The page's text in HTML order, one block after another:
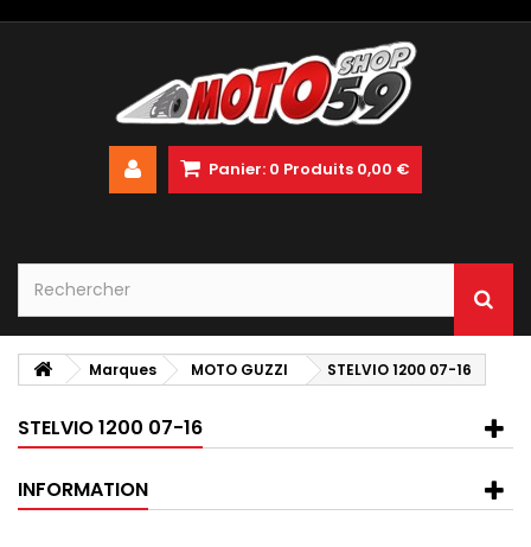
Panier: 0 Produits 0,00 €
Marques MOTO GUZZI STELVIO 1200 07-16
STELVIO 1200 07-16
INFORMATION